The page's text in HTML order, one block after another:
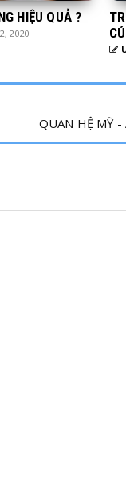
HIỆU QUẢ ?
2020
QUAN HỆ MỸ -